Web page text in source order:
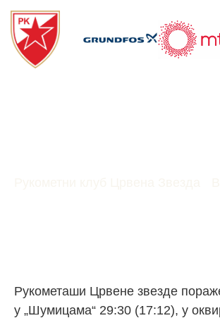
Рукометаши Црвене звезде
у „Шумицама“ 29:30 (17:12), у